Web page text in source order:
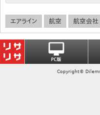
エアライン 航空 航空会社
Copyright©